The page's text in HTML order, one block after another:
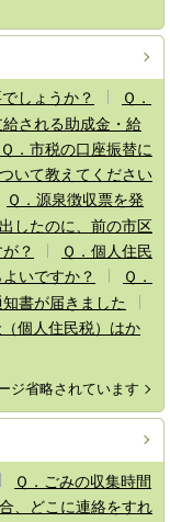
しょうか？
Ｑ．
される助成金・給
Ｑ．市税の口座振替に
いて教えてください
Ｑ．源泉徴収票を発
したのに、前の市区
？
Ｑ．個人住民
いですか？
Ｑ．
書が届きました
個人住民税）はか
ジ省略されています
Ｑ．ごみの収集時間
、どこに連絡をすれ